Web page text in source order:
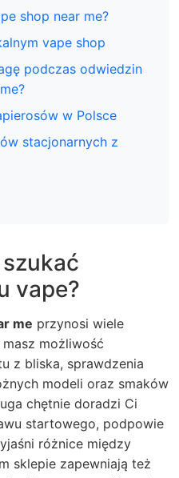
shop near me?
vape shop
podczas odwiedzin
w Polsce
stacjonarnych z
vape?
me przynosi wiele
możliwość
z bliska, sprawdzenia
modeli oraz smaków
chętnie doradzi Ci
startowego, podpowie
różnice między
sklepie zapewniają też